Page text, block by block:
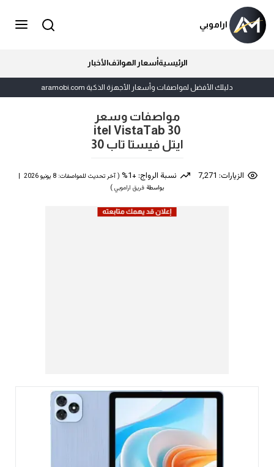
اراموبي
الرئيسيةأسعار الهواتفالأخبار
دليلك الأفضل لمواصفات وأسعار الأجهزة الذكية aramobi.com
مواصفات وسعر
itel VistaTab 30
ايتل فيستا تاب 30
الزيارات: 7,271 نسبة الرواج: +1%
( آخر تحديث للمواصفات: 8 يونيو 2026 |
بواسطة فريق اراموبي)